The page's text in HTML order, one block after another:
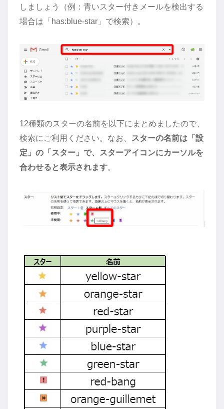
しましょう（例：青いスター付きメールを検出する
場合は「has:blue-star」で検索）。
12種類のスターの名前を以下にまとめましたので、
検索にご利用ください。なお、
スターの名前は「設
定」の「スター」で、スターアイコンにカーソルを
合わせると表示されます